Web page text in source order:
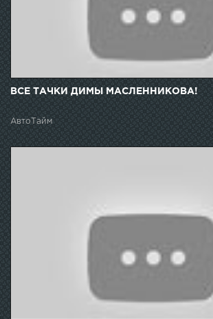
ВСЕ ТАЧКИ ДИМЫ МАСЛЕННИКОВА!
АвтоТайм